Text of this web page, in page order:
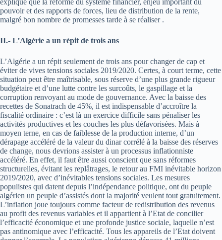
explique que la réforme du système financier, enjeu important du
pouvoir et des rapports de forces, lieu de distribution de la rente,
malgré bon nombre de promesses tarde à se réaliser .
II.- L’Algérie a un répit de trois ans
L’Algérie a un répit seulement de trois ans pour changer de cap et
éviter de vives tensions sociales 2019/2020. Certes, à court terme, cette
situation peut être maîtrisable, sous réserve d’une plus grande rigueur
budgétaire et d’une lutte contre les surcoûts, le gaspillage et la
corruption renvoyant au mode de gouvernance. Avec la baisse des
recettes de Sonatrach de 45%, il est indispensable d’accroître la
fiscalité ordinaire : c’est là un exercice difficile sans pénaliser les
activités productives et les couches les plus défavorisées. Mais à
moyen terne, en cas de faiblesse de la production interne, d’un
dérapage accéléré de la valeur du dinar corrélé à la baisse des réserves
de change, nous devrions assister à un processus inflationniste
accéléré. En effet, il faut être aussi conscient que sans réformes
structurelles, évitant les replâtrages, le retour au FMI inévitable horizon
2019/2020, avec d’inévitables tensions sociales. Les mesures
populistes qui datent depuis l’indépendance politique, ont du peuple
algérien un peuple d’assistés dont la majorité veulent tout gratuitement.
L’inflation joue toujours comme facteur de redistribution des revenus
au profit des revenus variables et il appartient à l’Etat de concilier
l’efficacité économique et une profonde justice sociale, laquelle n’est
pas antinomique avec l’efficacité. Tous les appareils de l’Etat doivent